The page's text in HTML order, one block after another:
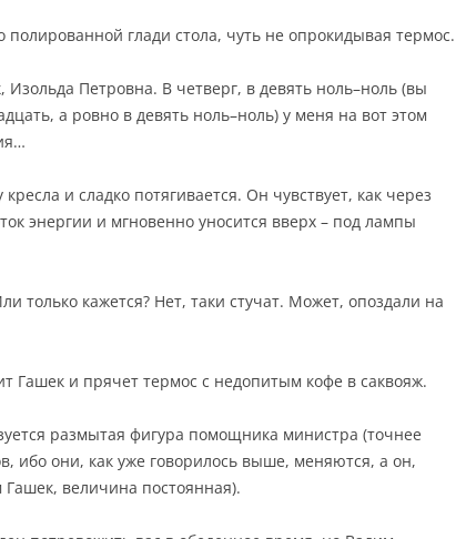
полированной глади стола, чуть не опрокидывая термос.
Петровна. В четверг, в девять ноль–ноль (вы
а ровно в девять ноль–ноль) у меня на вот этом
и сладко потягивается. Он чувствует, как через
энергии и мгновенно уносится вверх – под лампы
только кажется? Нет, таки стучат. Может, опоздали на
Гашек и прячет термос с недопитым кофе в саквояж.
размытая фигура помощника министра (точнее
ибо они, как уже говорилось выше, меняются, а он,
величина постоянная).